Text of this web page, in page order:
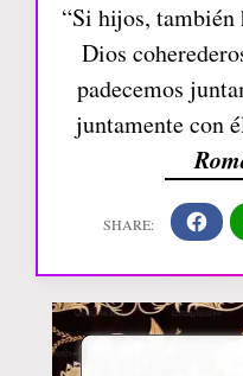
“Si hijos, también
Dios
padecemos
juntamente con